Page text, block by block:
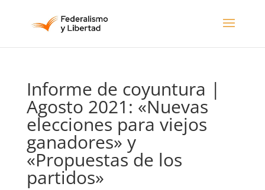
Informe de coyuntura |
Agosto 2021: «Nuevas
elecciones para viejos
ganadores» y
«Propuestas de los
partidos»